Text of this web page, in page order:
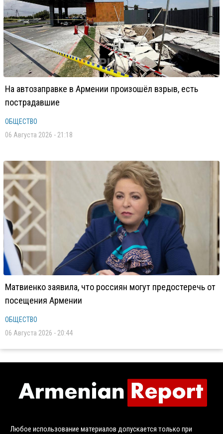
На автозаправке в Армении произошёл взрыв, есть
пострадавшие
ОБЩЕСТВО
06 Августа 2026 - 21:18
Матвиенко заявила, что россиян могут предостеречь от
посещения Армении
ОБЩЕСТВО
06 Августа 2026 - 20:44
Любое использование материалов допускается только при